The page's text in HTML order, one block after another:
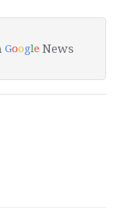
Google News